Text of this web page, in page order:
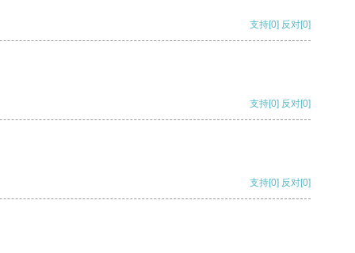
支持[0] 反对[0]
支持[0] 反对[0]
支持[0] 反对[0]